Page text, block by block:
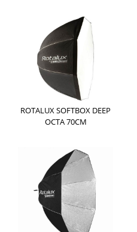
ROTALUX SOFTBOX DEEP
OCTA 70CM